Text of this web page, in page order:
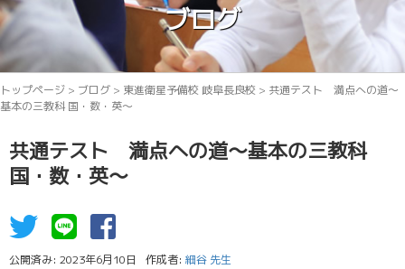
ブログ
トップページ > ブログ > 東進衛星予備校 岐阜長良校 > 共通テスト 満点への道～
基本の三教科 国・数・英～
共通テスト 満点への道～基本の三教科
国・数・英～
公開済み: 2023年6月10日 作成者: 細谷 先生